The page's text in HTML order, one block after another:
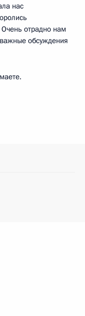
нас
отрадно нам
обсуждения